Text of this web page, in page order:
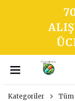
Kategoriler Tüm